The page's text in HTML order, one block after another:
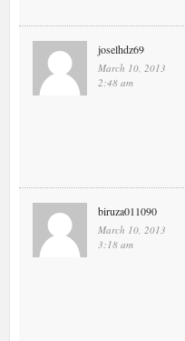
joselhdz69
March 10, 2013
2:48 am
biruza011090
March 10, 2013
3:18 am